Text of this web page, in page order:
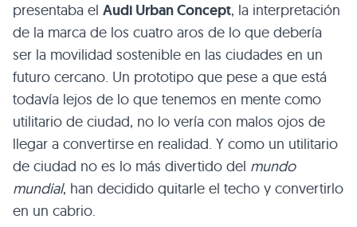
presentaba el Audi Urban Concept, la interpretación
de la marca de los cuatro aros de lo que debería
ser la movilidad sostenible en las ciudades en un
futuro cercano. Un prototipo que pese a que está
todavía lejos de lo que tenemos en mente como
utilitario de ciudad, no lo vería con malos ojos de
llegar a convertirse en realidad. Y como un utilitario
de ciudad no es lo más divertido del mundo
mundial, han decidido quitarle el techo y convertirlo
en un cabrio.